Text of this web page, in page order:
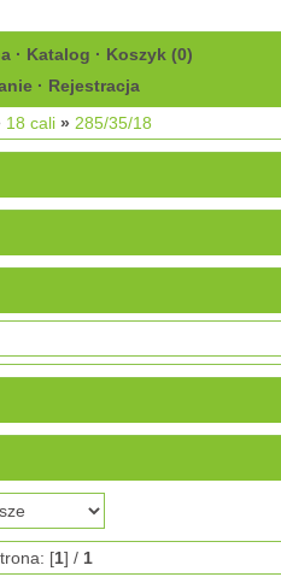
· Katalog · Koszyk (0)
· Rejestracja
18 cali » 285/35/18
[1] / 1